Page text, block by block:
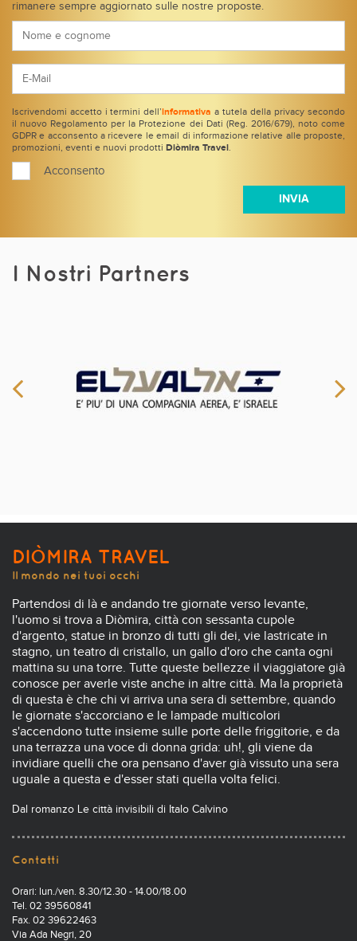
rimanere sempre aggiornato sulle nostre proposte.
Iscrivendomi accetto i termini dell’ informativa a tutela della privacy secondo
il nuovo Regolamento per la Protezione dei Dati (Reg. 2016/679), noto come
GDPR e acconsento a ricevere le email di informazione relative alle proposte,
promozioni, eventi e nuovi prodotti Diòmira Travel .
Acconsento
I Nostri Partners
DIÒMIRA TRAVEL
Il mondo nei tuoi occhi
Partendosi di là e andando tre giornate verso levante,
l'uomo si trova a Diòmira, città con sessanta cupole
d'argento, statue in bronzo di tutti gli dei, vie lastricate in
stagno, un teatro di cristallo, un gallo d'oro che canta ogni
mattina su una torre. Tutte queste bellezze il viaggiatore già
conosce per averle viste anche in altre città. Ma la proprietà
di questa è che chi vi arriva una sera di settembre, quando
le giornate s'accorciano e le lampade multicolori
s'accendono tutte insieme sulle porte delle friggitorie, e da
una terrazza una voce di donna grida: uh!, gli viene da
invidiare quelli che ora pensano d'aver già vissuto una sera
uguale a questa e d'esser stati quella volta felici.
Dal romanzo Le città invisibili di Italo Calvino
Contatti
Orari: lun./ven. 8.30/12.30 - 14.00/18.00
Tel. 02 39560841
Fax. 02 39622463
Via Ada Negri, 20